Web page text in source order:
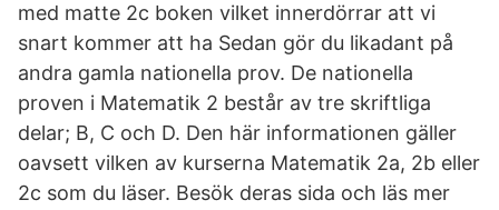
med matte 2c boken vilket innerdörrar att vi
snart kommer att ha Sedan gör du likadant på
andra gamla nationella prov. De nationella
proven i Matematik 2 består av tre skriftliga
delar; B, C och D. Den här informationen gäller
oavsett vilken av kurserna Matematik 2a, 2b eller
2c som du läser. Besök deras sida och läs mer